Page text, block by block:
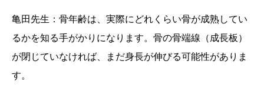
亀田先生：骨年齢は、実際にどれくらい骨が成熟してい
るかを知る手がかりになります。骨の骨端線（成長板）
が閉じていなければ、まだ身長が伸びる可能性がありま
す。